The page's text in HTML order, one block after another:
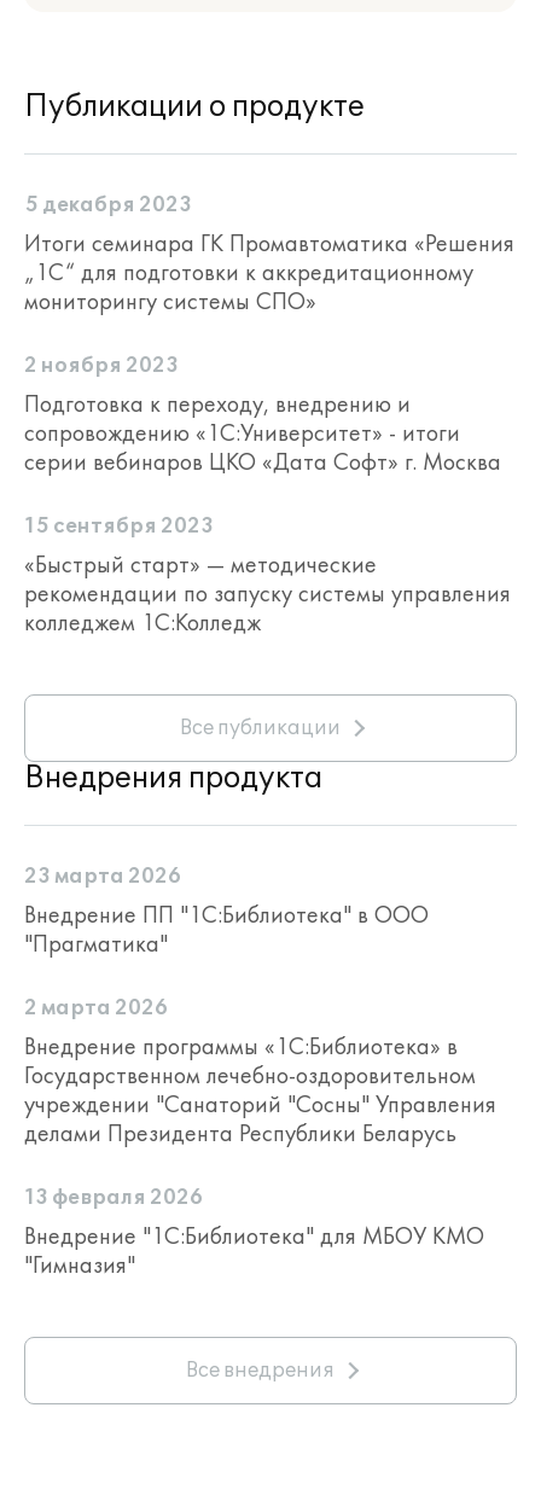
Публикации о продукте
5 декабря 2023
Итоги семинара ГК Промавтоматика «Решения
„1С“ для подготовки к аккредитационному
мониторингу системы СПО»
2 ноября 2023
Подготовка к переходу, внедрению и
сопровождению «1С:Университет» - итоги
серии вебинаров ЦКО «Дата Cофт» г. Москва
15 сентября 2023
«Быстрый старт» — методические
рекомендации по запуску системы управления
колледжем 1С:Колледж
Все публикации
Внедрения продукта
23 марта 2026
Внедрение ПП "1С:Библиотека" в ООО
"Прагматика"
2 марта 2026
Внедрение программы «1С:Библиотека» в
Государственном лечебно-оздоровительном
учреждении "Санаторий "Сосны" Управления
делами Президента Республики Беларусь
13 февраля 2026
Внедрение "1С:Библиотека" для МБОУ КМО
"Гимназия"
Все внедрения